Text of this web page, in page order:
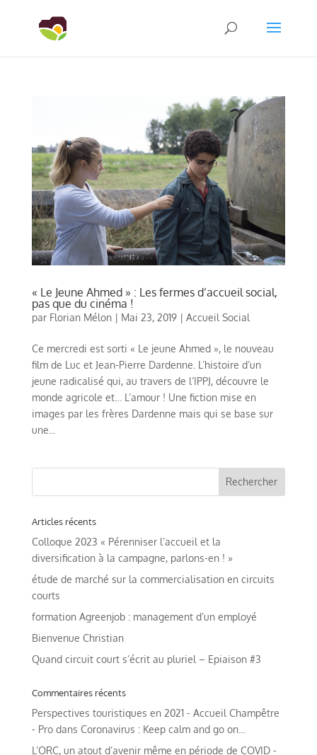
« Le Jeune Ahmed » : Les fermes d’accueil social,
pas que du cinéma !
par Florian Mélon| Mai 23, 2019| Accueil Social
Ce mercredi est sorti « Le jeune Ahmed », le nouveau
film de Luc et Jean-Pierre Dardenne. L’histoire d’un
jeune radicalisé qui, au travers de l’IPPJ, découvre le
monde agricole et… L’amour ! Une fiction mise en
images par les frères Dardenne mais qui se base sur
une...
Articles récents
Colloque 2023 « Pérenniser l’accueil et la
diversification à la campagne, parlons-en ! »
étude de marché sur la commercialisation en circuits
courts
formation Agreenjob : management d’un employé
Bienvenue Christian
Quand circuit court s’écrit au pluriel – Epiaison #3
Commentaires récents
Perspectives touristiques en 2021 - Accueil Champêtre
- Prodans Coronavirus : Keep calm and go on…
L’ORC, un atout d’avenir même en période de COVID -